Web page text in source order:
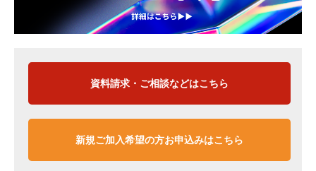
資料請求・ご相談などはこちら
新規ご加入希望の方お申込みはこちら